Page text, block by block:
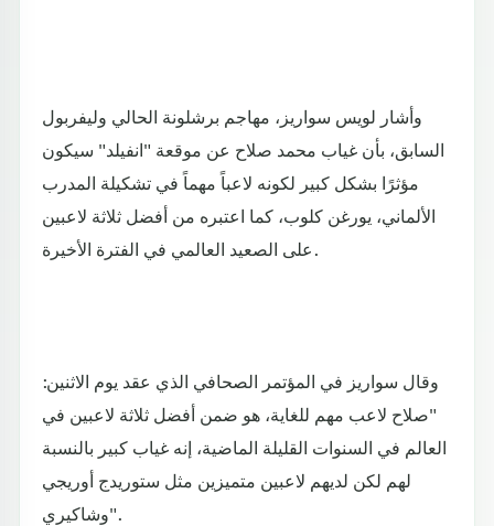
وأشار لويس سواريز، مهاجم برشلونة الحالي وليفربول
السابق، بأن غياب محمد صلاح عن موقعة "انفيلد" سيكون
مؤثرًا بشكل كبير لكونه لاعباً مهماً في تشكيلة المدرب
الألماني، يورغن كلوب، كما اعتبره من أفضل ثلاثة لاعبين
على الصعيد العالمي في الفترة الأخيرة.
وقال سواريز في المؤتمر الصحافي الذي عقد يوم الاثنين:
"صلاح لاعب مهم للغاية، هو ضمن أفضل ثلاثة لاعبين في
العالم في السنوات القليلة الماضية، إنه غياب كبير بالنسبة
لهم لكن لديهم لاعبين متميزين مثل ستوريدج أوريجي
وشاكيري".